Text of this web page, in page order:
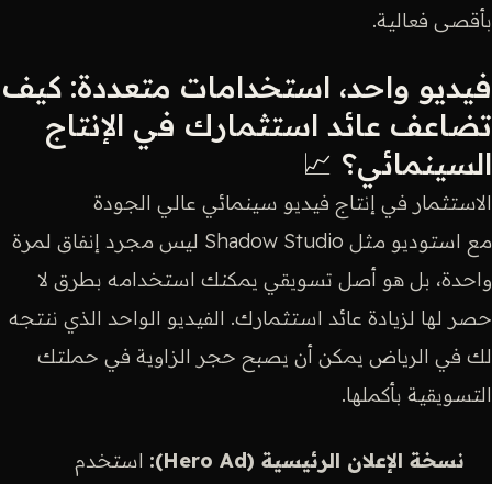
بأقصى فعالية.
فيديو واحد، استخدامات متعددة: كيف
تضاعف عائد استثمارك في الإنتاج
السينمائي؟ 📈
الاستثمار في إنتاج فيديو سينمائي عالي الجودة
مع استوديو مثل Shadow Studio ليس مجرد إنفاق لمرة
واحدة، بل هو أصل تسويقي يمكنك استخدامه بطرق لا
حصر لها لزيادة عائد استثمارك. الفيديو الواحد الذي ننتجه
لك في الرياض يمكن أن يصبح حجر الزاوية في حملتك
التسويقية بأكملها.
نسخة الإعلان الرئيسية (Hero Ad):
استخدم